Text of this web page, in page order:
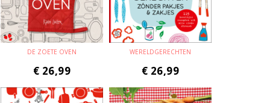
DE ZOETE OVEN
€ 26,99
WERELDGERECHTEN
€ 26,99